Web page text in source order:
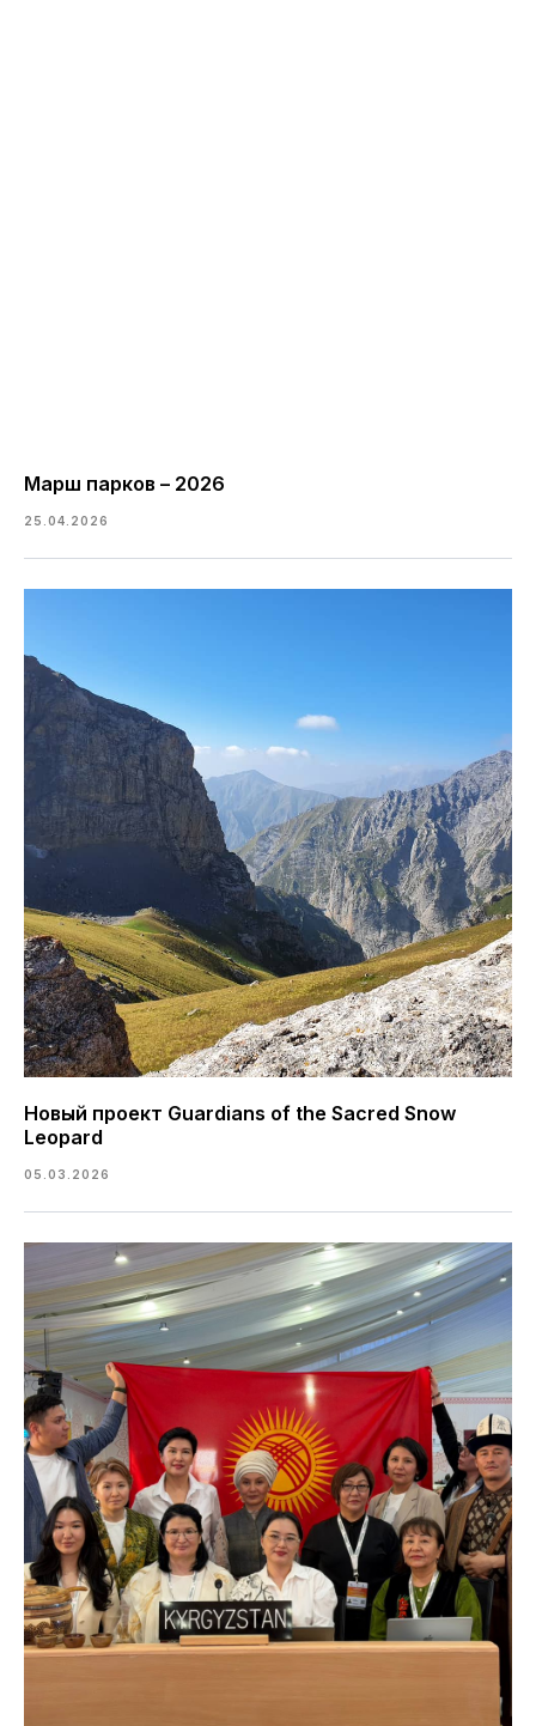
Марш парков – 2026
25.04.2026
Новый проект Guardians of the Sacred Snow
Leopard
05.03.2026